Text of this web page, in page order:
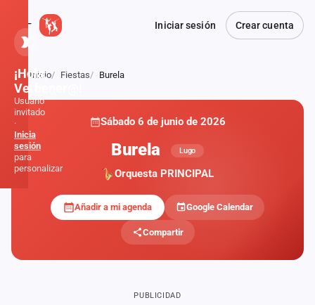
Iniciar sesión Crear cuenta
Atrás
Inicio Fiestas Burela
Sábado 6 de junio de 2026
Burela Lugo
Orquesta PRINCIPAL
Añadir a mi agenda Google Calendar
Compartir
PUBLICIDAD
¡Hola,
Verbener@!
Usuario
invitado
·
Inicia
sesión
para
personalizar